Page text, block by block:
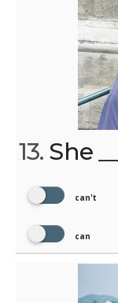
13. She
can't
can